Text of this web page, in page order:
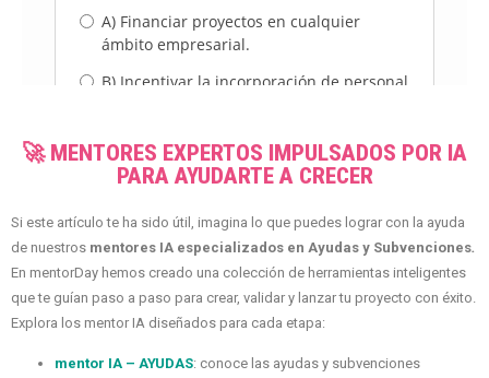
🚀 MENTORES EXPERTOS IMPULSADOS POR IA
PARA AYUDARTE A CRECER
Si este artículo te ha sido útil, imagina lo que puedes lograr con la ayuda
de nuestros mentores IA especializados en Ayudas y Subvenciones.
En mentorDay hemos creado una colección de herramientas inteligentes
que te guían paso a paso para crear, validar y lanzar tu proyecto con éxito.
Explora los mentor IA diseñados para cada etapa:
mentor IA – AYUDAS: conoce las ayudas y subvenciones